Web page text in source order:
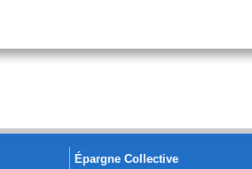
Épargne Collective